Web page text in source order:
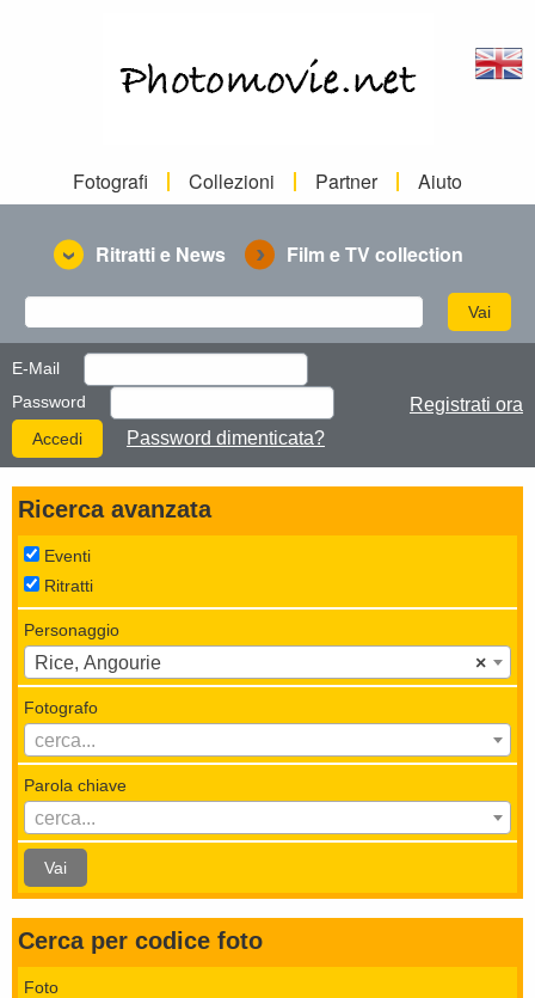
Fotografi Collezioni Partner Aiuto
Ritratti e News Film e TV collection
E-Mail
Password
Password dimenticata?
Registrati ora
Ricerca avanzata
Eventi
Ritratti
Personaggio
×
Rice, Angourie
Fotografo
cerca...
Parola chiave
cerca...
Vai
Cerca per codice foto
Foto